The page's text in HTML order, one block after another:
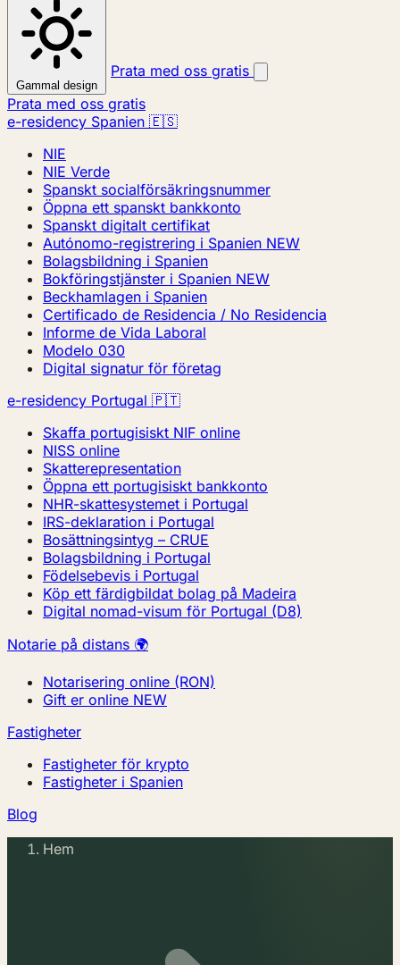
Gammal design
Prata med oss gratis
Prata med oss gratis
e-residency Spanien 🇪🇸
NIE
NIE Verde
Spanskt socialförsäkringsnummer
Öppna ett spanskt bankkonto
Spanskt digitalt certifikat
Autónomo-registrering i Spanien NEW
Bolagsbildning i Spanien
Bokföringstjänster i Spanien NEW
Beckhamlagen i Spanien
Certificado de Residencia / No Residencia
Informe de Vida Laboral
Modelo 030
Digital signatur för företag
e-residency Portugal 🇵🇹
Skaffa portugisiskt NIF online
NISS online
Skatterepresentation
Öppna ett portugisiskt bankkonto
NHR-skattesystemet i Portugal
IRS-deklaration i Portugal
Bosättningsintyg – CRUE
Bolagsbildning i Portugal
Födelsebevis i Portugal
Köp ett färdigbildat bolag på Madeira
Digital nomad-visum för Portugal (D8)
Notarie på distans 🌍
Notarisering online (RON)
Gift er online NEW
Fastigheter
Fastigheter för krypto
Fastigheter i Spanien
Blog
Hem